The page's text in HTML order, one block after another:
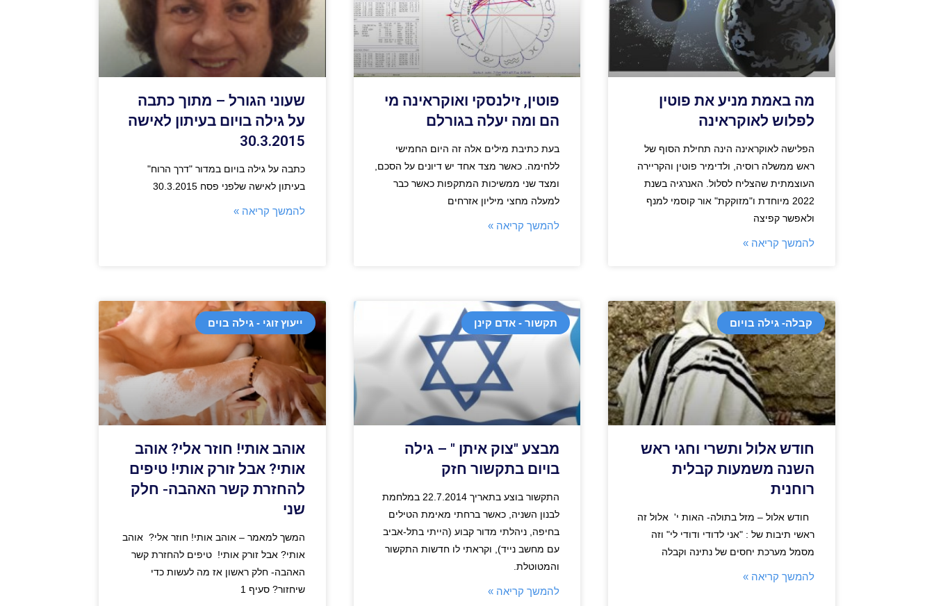
מה באמת מניע את פוטין
לפלוש לאוקראינה
הפלישה לאוקראינה הינה תחילת הסוף של
ראש ממשלה רוסיה, ולדימיר פוטין והקריירה
העוצמתית שהצליח לסלול. האנרגיה בשנת
2022 מיוחדת ו"מזוקקת" אור קוסמי למנף
ולאפשר קפיצה
להמשך קריאה »
פוטין, זילנסקי ואוקראינה מי
הם ומה יעלה בגורלם
בעת כתיבת מילים אלה זה היום החמישי
ללחימה. כאשר מצד אחד יש דיונים על הסכם,
ומצד שני ממשיכות המתקפות כאשר כבר
למעלה מחצי מיליון אזרחים
להמשך קריאה »
שעוני הגורל – מתוך כתבה
על גילה בויום בעיתון לאישה
30.3.2015
כתבה על גילה בויום במדור "דרך הרוח"
בעיתון לאישה שלפני פסח 30.3.2015
להמשך קריאה »
קבלה- גילה בויום
חודש אלול ותשרי וחגי ראש
השנה משמעות קבלית
רוחנית
חודש אלול – מזל בתולה- האות י' אלול זה
ראשי תיבות של : "אני לדודי ודודי לי" וזה
מסמל מערכת יחסים של נתינה וקבלה
להמשך קריאה »
תקשור - אדם קינן
מבצע "צוק איתן " – גילה
בויום בתקשור חזק
התקשור בוצע בתאריך 22.7.2014 במלחמת
לבנון השניה, כאשר ברחתי מאימת הטילים
בחיפה, ניהלתי מדור קבוע (הייתי בתל-אביב
עם מחשב נייד), וקראתי לו חדשות התקשור
והמטוטלת.
להמשך קריאה »
ייעוץ זוגי - גילה בוים
אוהב אותי! חוזר אלי? אוהב
אותי? אבל זורק אותי! טיפים
להחזרת קשר האהבה- חלק
שני
המשך למאמר – אוהב אותי! חוזר אלי? אוהב
אותי? אבל זורק אותי! טיפים להחזרת קשר
האהבה- חלק ראשון אז מה לעשות כדי
שיחזור? סעיף 1